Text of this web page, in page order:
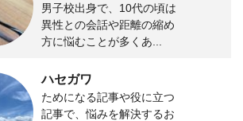
男子校出身で、10代の頃は
異性との会話や距離の縮め
方に悩むことが多くあ...
ハセガワ
ためになる記事や役に立つ
記事で、悩みを解決するお